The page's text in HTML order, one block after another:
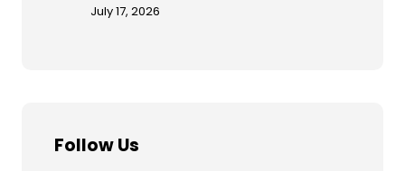
July 17, 2026
Follow Us